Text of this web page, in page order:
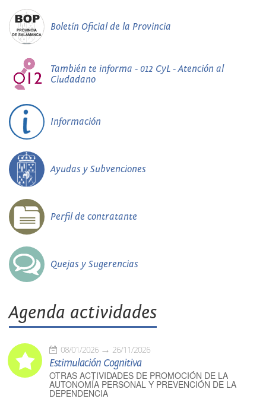
Boletín Oficial de la Provincia
También te informa - 012 CyL - Atención al
Ciudadano
Información
Ayudas y Subvenciones
Perfil de contratante
Quejas y Sugerencias
Agenda actividades
08/01/2026 26/11/2026
Estimulación Cognitiva
OTRAS ACTIVIDADES DE PROMOCIÓN DE LA
AUTONOMÍA PERSONAL Y PREVENCIÓN DE LA
DEPENDENCIA